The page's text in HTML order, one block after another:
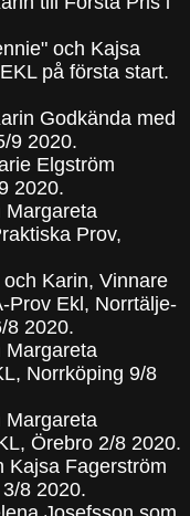
och Kajsa
på första start.
Godkända med
9 2020.
Elgström
2020.
Margareta
Prov,
Karin, Vinnare
Prov Ekl, Norrtälje-
8 2020.
Margareta
Norrköping 9/8
Margareta
Örebro 2/8 2020.
Kajsa Fagerström
8 2020.